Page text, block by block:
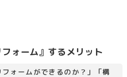
ォーム』するメリット
フォームができるのか？」「構